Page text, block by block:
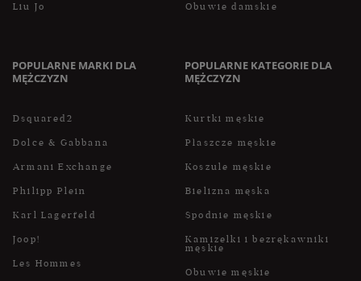
Liu Jo Obuwie damskie
POPULARNE MARKI DLA
MĘŻCZYZN
Dsquared2
Dolce & Gabbana
Armani Exchange
Philipp Plein
Karl Lagerfeld
Joop!
Les Hommes
POPULARNE KATEGORIE DLA
MĘŻCZYZN
Kurtki męskie
Płaszcze męskie
Koszule męskie
Bielizna męska
Spodnie męskie
Kamizelki i bezrękawniki
męskie
Obuwie męskie